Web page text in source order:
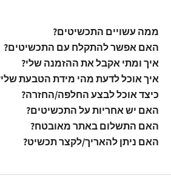
ממה עשויים התכשיטים?
האם אפשר להתקלח עם התכשיטים?
איך ומתי אקבל את ההזמנה שלי?
איך אוכל לדעת מהי מידת הטבעת
כיצד אוכל לבצע החלפה/החזרה?
האם יש אחריות על התכשיטים?
האם התשלום באתר מאובטח?
האם ניתן להאריך/לקצר תכשיט?